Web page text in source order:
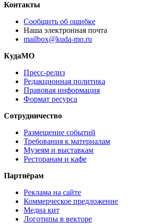
Контакты
Сообщить об ошибке
Наша электронная почта
mailbox@kuda-mo.ru
КудаМО
Пресс-релиз
Редакционная политика
Правовая информация
Формат ресурса
Сотрудничество
Размещение событий
Требования к материалам
Музеям и выставкам
Ресторанам и кафе
Партнёрам
Реклама на сайте
Коммерческое предложение
Медиа кит
Логотипы в векторе